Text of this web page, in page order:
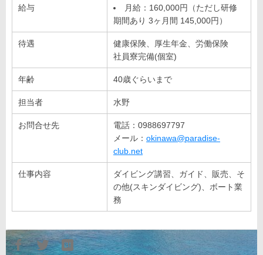
給与
月給：160,000円（ただし研修
期間あり 3ヶ月間 145,000円）
待遇
健康保険、厚生年金、労働保険
社員寮完備(個室)
年齢 40歳ぐらいまで
担当者 水野
お問合せ先
電話：0988697797
メール： okinawa@paradise-
club.net
仕事内容
ダイビング講習、ガイド、販売、そ
の他(スキンダイビング)、ボート業
務